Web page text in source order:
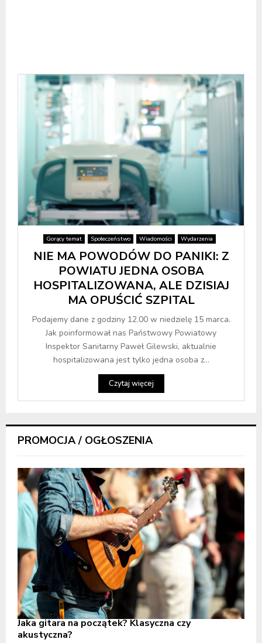
Gorący temat Społeczeństwo Wiadomości Wydarzenia
NIE MA POWODÓW DO PANIKI: Z
POWIATU JEDNA OSOBA
HOSPITALIZOWANA, ALE DZISIAJ
MA OPUŚCIĆ SZPITAL
Podajemy dane z godziny 12.00 w niedzielę 15 marca.
Jak poinformował nas Państwowy Powiatowy
Inspektor Sanitarny Paweł Gilewski, aktualnie
hospitalizowana jest tylko jedna osoba z...
Czytaj więcej
PROMOCJA / OGŁOSZENIA
Jaka gitara na początek? Klasyczna czy
akustyczna?